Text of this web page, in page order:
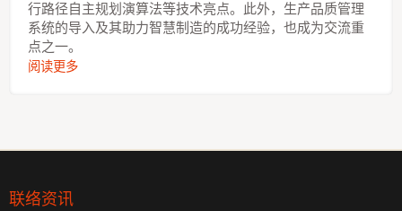
行路径自主规划演算法等技术亮点。此外，生产品质管理
系统的导入及其助力智慧制造的成功经验，也成为交流重
点之一。
阅读更多
联络资讯